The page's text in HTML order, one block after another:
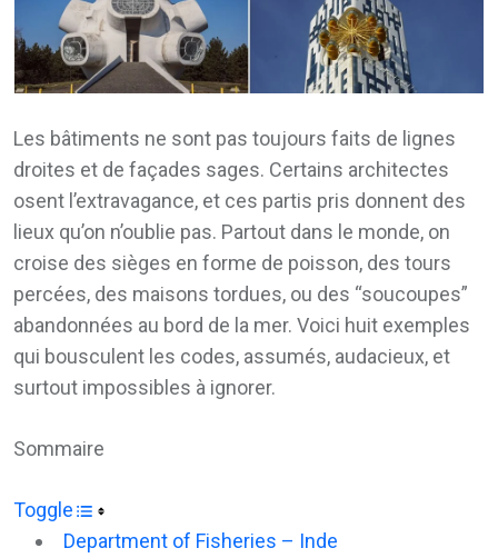
Les bâtiments ne sont pas toujours faits de lignes
droites et de façades sages. Certains architectes
osent l’extravagance, et ces partis pris donnent des
lieux qu’on n’oublie pas. Partout dans le monde, on
croise des sièges en forme de poisson, des tours
percées, des maisons tordues, ou des “soucoupes”
abandonnées au bord de la mer. Voici huit exemples
qui bousculent les codes, assumés, audacieux, et
surtout impossibles à ignorer.
Sommaire
Toggle
Department of Fisheries – Inde